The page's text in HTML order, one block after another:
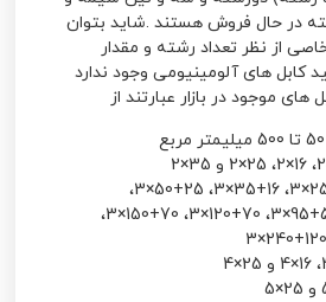
در حال فروش هستند .شاید بتوان
از نظر تعداد رشته و مقدار
کابل های آلومینیومی وجود ندارد
موجود در بازار عبارتند از
5 رشته : 16+25×3، 16+35×3، 25+50×3،
35+70×3، 50+95×3، 70+120×3، 70+150×3،